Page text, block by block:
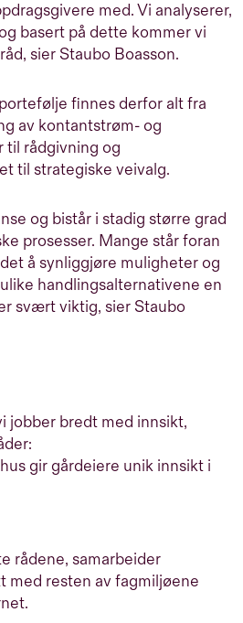
med. Vi analyserer,
basert på dette kommer vi
sier Staubo Boasson.
finnes derfor alt fra
av kontantstrøm- og
til rådgivning og
til strategiske veivalg.
og bistår i stadig større grad
prosesser. Mange står foran
å synliggjøre muligheter og
handlingsalternativene en
svært viktig, sier Staubo
jobber bredt med innsikt,
gir gårdeiere unik innsikt i
rådene, samarbeider
med resten av fagmiljøene